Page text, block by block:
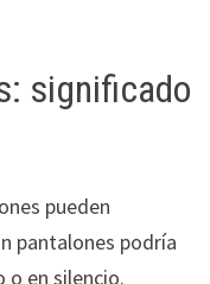
significado
pueden
pantalones podría
en silencio.